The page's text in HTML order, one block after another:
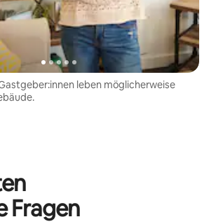
leben möglicherweise
Fragen